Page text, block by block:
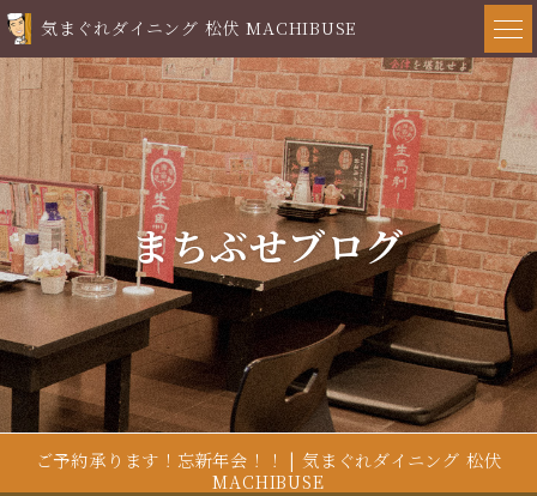
気まぐれダイニング 松伏 MACHIBUSE
まちぶせブログ
ご予約承ります！忘新年会！！ | 気まぐれダイニング 松伏
MACHIBUSE